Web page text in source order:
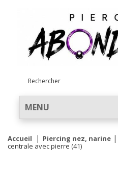
MENU
Accueil Piercing nez, narine
centrale avec pierre (41)